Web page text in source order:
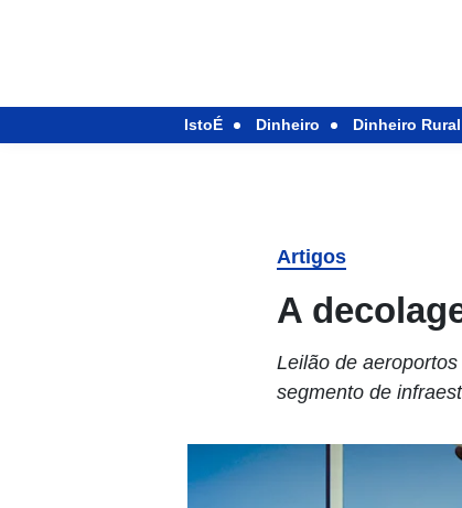
IstoÉ Dinheiro Dinheiro Rural
Artigos
A
Leilão de
segmento de